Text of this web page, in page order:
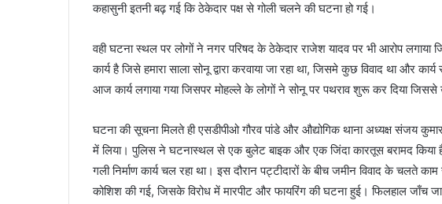
कहासुनी इतनी बढ़ गई कि ठेकेदार पक्ष से गोली चलने की घटना हो गई।
वही घटना स्थल पर लोगों ने नगर परिषद के ठेकेदार राजेश यादव पर भी आरोप लगाया
कार्य है जिसे हमारा साला सोनू द्वारा करवाया जा रहा था, जिसमे कुछ विवाद था और कार्य
आज कार्य लगाया गया जिसपर मोहल्ले के लोगों ने सोनू पर पथराव शुरू कर दिया
घटना की सूचना मिलते ही एसडीपीओ गौरव पांडे और औद्योगिक थाना अध्यक्ष संजय
में लिया। पुलिस ने घटनास्थल से एक बुलेट बाइक और एक जिंदा कारतूस बरामद किया
गली निर्माण कार्य चल रहा था। इस दौरान पट्टीदारों के बीच जमीन विवाद के चलते
कोशिश की गई, जिसके विरोध में मारपीट और फायरिंग की घटना हुई। फिलहाल जाँच